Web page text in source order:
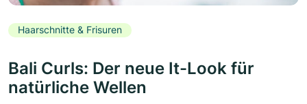
Haarschnitte & Frisuren
Bali Curls: Der neue It-Look für
natürliche Wellen